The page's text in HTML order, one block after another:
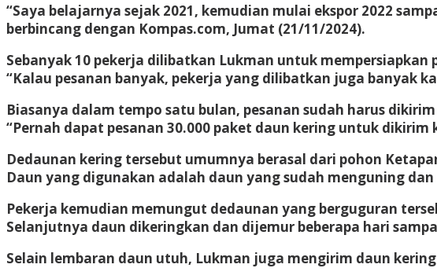
“Saya belajarnya sejak 2021, kemudian mulai ekspor 2022
berbincang dengan Kompas.com, Jumat (21/11/2024).
Sebanyak 10 pekerja dilibatkan Lukman untuk
“Kalau pesanan banyak, pekerja yang dilibatkan juga banyak
Biasanya dalam tempo satu bulan, pesanan sudah harus
“Pernah dapat pesanan 30.000 paket daun kering untuk dikirim
Dedaunan kering tersebut umumnya berasal dari pohon
Daun yang digunakan adalah daun yang sudah menguning
Pekerja kemudian memungut dedaunan yang berguguran
Selanjutnya daun dikeringkan dan dijemur beberapa hari
Selain lembaran daun utuh, Lukman juga mengirim daun